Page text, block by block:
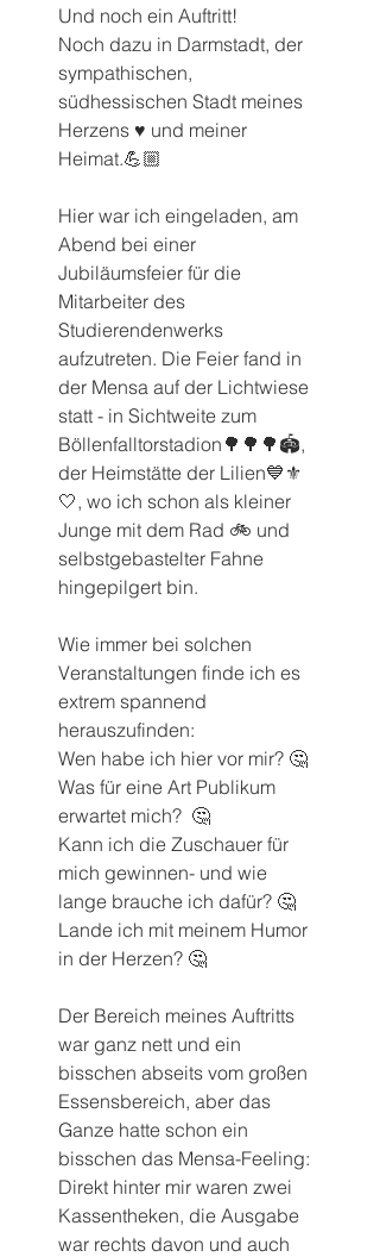
Und noch ein Auftritt!
Noch dazu in Darmstadt, der
sympathischen,
südhessischen Stadt meines
Herzens ♥️ und meiner
Heimat.💪🏼
Hier war ich eingeladen, am
Abend bei einer
Jubiläumsfeier für die
Mitarbeiter des
Studierendenwerks
aufzutreten. Die Feier fand in
der Mensa auf der Lichtwiese
statt - in Sichtweite zum
Böllenfalltorstadion🌳🌳🌳🏟️,
der Heimstätte der Lilien💙⚜️
🤍, wo ich schon als kleiner
Junge mit dem Rad 🚲 und
selbstgebastelter Fahne
hingepilgert bin.
Wie immer bei solchen
Veranstaltungen finde ich es
extrem spannend
herauszufinden:
Wen habe ich hier vor mir? 🤔
Was für eine Art Publikum
erwartet mich?  🤔
Kann ich die Zuschauer für
mich gewinnen- und wie
lange brauche ich dafür? 🤔
Lande ich mit meinem Humor
in der Herzen? 🤔
Der Bereich meines Auftritts
war ganz nett und ein
bisschen abseits vom großen
Essensbereich, aber das
Ganze hatte schon ein
bisschen das Mensa-Feeling:
Direkt hinter mir waren zwei
Kassentheken, die Ausgabe
war rechts davon und auch